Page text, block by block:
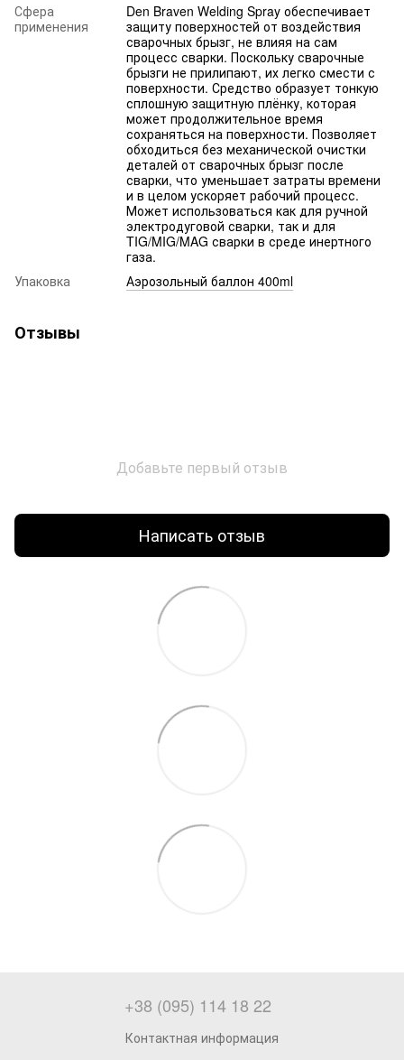
Сфера
применения
Den Braven Welding Spray обеспечивает
защиту поверхностей от воздействия
сварочных брызг, не влияя на сам
процесс сварки. Поскольку сварочные
брызги не прилипают, их легко смести с
поверхности. Средство образует тонкую
сплошную защитную плёнку, которая
может продолжительное время
сохраняться на поверхности. Позволяет
обходиться без механической очистки
деталей от сварочных брызг после
сварки, что уменьшает затраты времени
и в целом ускоряет рабочий процесс.
Может использоваться как для ручной
электродуговой сварки, так и для
TIG/MIG/MAG сварки в среде инертного
газа.
Упаковка
Аэрозольный баллон 400ml
Отзывы
Добавьте первый отзыв
Написать отзыв
+38 (095) 114 18 22
Контактная информация